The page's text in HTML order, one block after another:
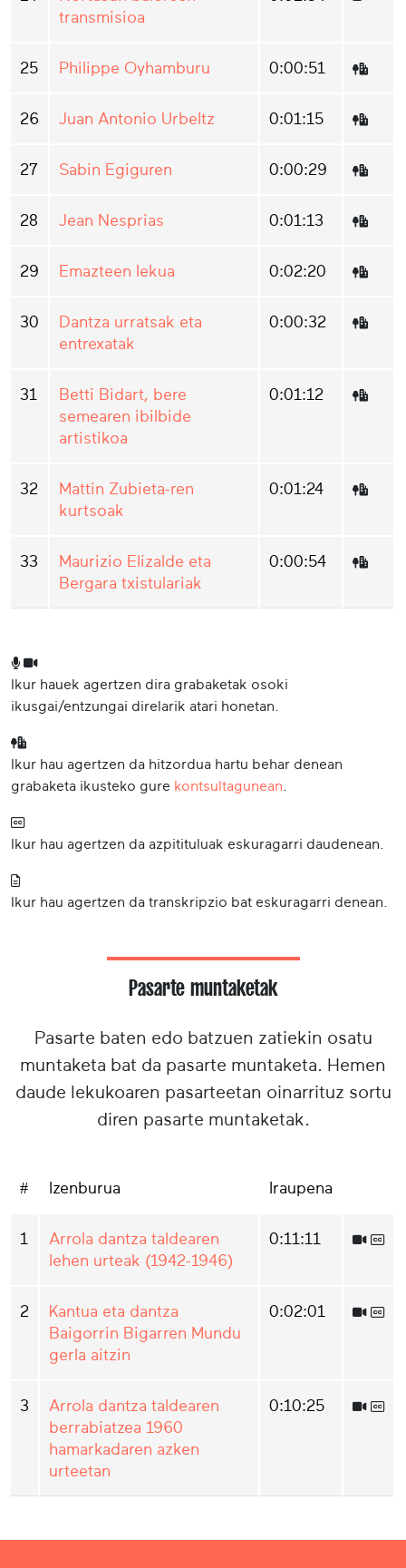
transmisioa
25 Philippe Oyhamburu 0:00:51
26 Juan Antonio Urbeltz 0:01:15
27 Sabin Egiguren 0:00:29
28 Jean Nesprias 0:01:13
29 Emazteen lekua 0:02:20
30
Dantza urratsak eta
entrexatak
0:00:32
31
Betti Bidart, bere
semearen ibilbide
artistikoa
0:01:12
32
Mattin Zubieta-ren
kurtsoak
0:01:24
33
Maurizio Elizalde eta
Bergara txistulariak
0:00:54
Ikur hauek agertzen dira grabaketak osoki
ikusgai/entzungai direlarik atari honetan.
Ikur hau agertzen da hitzordua hartu behar denean
grabaketa ikusteko gure kontsultagunean
Ikur hau agertzen da azpitituluak eskuragarri daudenean.
Ikur hau agertzen da transkripzio bat eskuragarri denean.
Pasarte muntaketak
Pasarte baten edo batzuen zatiekin osatu
muntaketa bat da pasarte muntaketa. Hemen
daude lekukoaren pasarteetan oinarrituz sortu
diren pasarte muntaketak.
# Izenburua Iraupena
1
Arrola dantza taldearen
lehen urteak (1942-1946)
0:11:11
2
Kantua eta dantza
Baigorrin Bigarren Mundu
gerla aitzin
0:02:01
3
Arrola dantza taldearen
berrabiatzea 1960
hamarkadaren azken
urteetan
0:10:25